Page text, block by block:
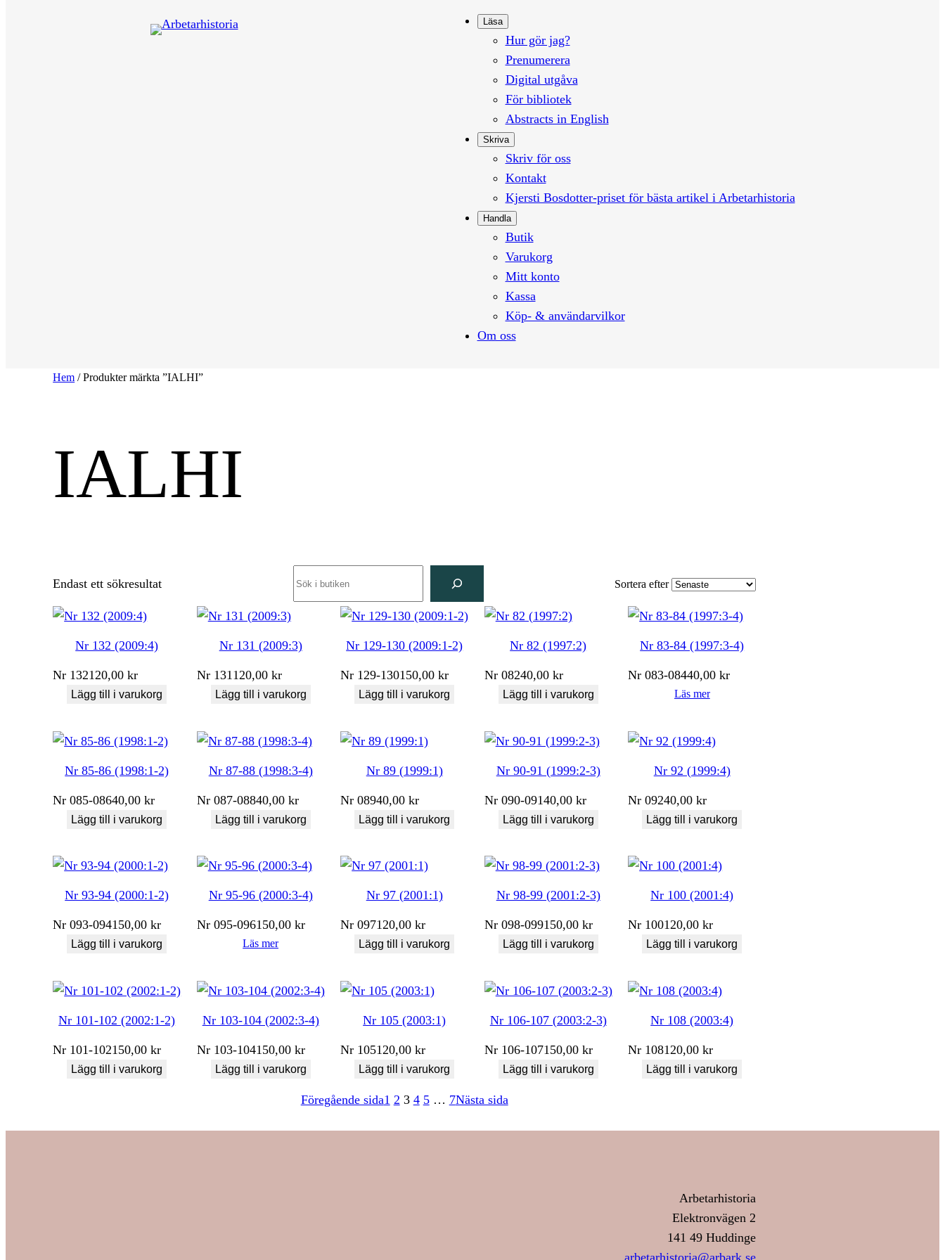
Läsa
Hur gör jag?
Prenumerera
Digital utgåva
För bibliotek
Abstracts in English
Skriva
Skriv för oss
Kontakt
Kjersti Bosdotter-priset för bästa artikel i Arbetarhistoria
Handla
Butik
Varukorg
Mitt konto
Kassa
Köp- & användarvilkor
Om oss
Hem / Produkter märkta ”IALHI”
IALHI
Endast ett sökresultat Sortera efter
Nr 132 (2009:4)
Nr 132120,00kr
Lägg till i varukorg
Nr 131 (2009:3)
Nr 131120,00 kr
Lägg till i varukorg
Nr 129-130 (2009:1-2)
Nr 129-130150,00kr
Lägg till i varukorg
Nr 82 (1997:2)
Nr 08240,00 kr
Lägg till i varukorg
Nr 83-84 (1997:3-4)
Nr 083-08440,00kr
Läs mer
Nr 85-86 (1998:1-2)
Nr 085-08640,00kr
Lägg till i varukorg
Nr 87-88 (1998:3-4)
Nr 087-08840,00 kr
Lägg till i varukorg
Nr 89 (1999:1)
Nr 08940,00kr
Lägg till i varukorg
Nr 90-91 (1999:2-3)
Nr 090-09140,00 kr
Lägg till i varukorg
Nr 92 (1999:4)
Nr 09240,00kr
Lägg till i varukorg
Nr 93-94 (2000:1-2)
Nr 093-094150,00kr
Lägg till i varukorg
Nr 95-96 (2000:3-4)
Nr 095-096150,00 kr
Läs mer
Nr 97 (2001:1)
Nr 097120,00kr
Lägg till i varukorg
Nr 98-99 (2001:2-3)
Nr 098-099150,00 kr
Lägg till i varukorg
Nr 100 (2001:4)
Nr 100120,00kr
Lägg till i varukorg
Nr 101-102 (2002:1-2)
Nr 101-102150,00kr
Lägg till i varukorg
Nr 103-104 (2002:3-4)
Nr 103-104150,00 kr
Lägg till i varukorg
Nr 105 (2003:1)
Nr 105120,00kr
Lägg till i varukorg
Nr 106-107 (2003:2-3)
Nr 106-107150,00 kr
Lägg till i varukorg
Nr 108 (2003:4)
Nr 108120,00kr
Lägg till i varukorg
Föregående sida1 2 3 4 5 … 7Nästa sida
Arbetarhistoria
Elektronvägen 2
141 49 Huddinge
arbetarhistoria@arbark.se